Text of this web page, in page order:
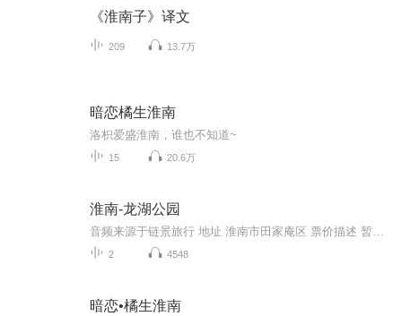
《淮南子》译文
209 13.7万
暗恋橘生淮南
洛枳爱盛淮南，谁也不知道~
15 20.6万
淮南-龙湖公园
2 4548
暗恋•橘生淮南